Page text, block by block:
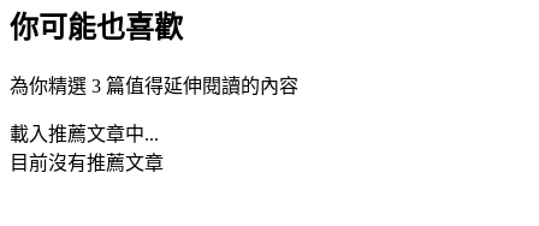
你可能也喜歡
為你精選 3 篇值得延伸閱讀的內容
載入推薦文章中...
目前沒有推薦文章